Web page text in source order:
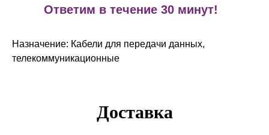
Ответим в течение 30 минут!
Назначение: Кабели для передачи данных,
телекоммуникационные
Доставка